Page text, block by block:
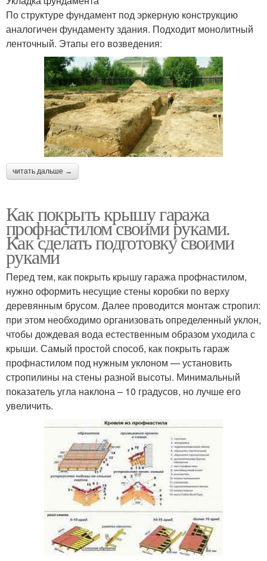
По структуре фундамент под эркерную конструкцию
аналогичен фундаменту здания. Подходит монолитный
ленточный. Этапы его возведения:
читать дальше →
Как покрыть крышу гаража
профнастилом своими руками.
Как сделать подготовку своими
руками
Перед тем, как покрыть крышу гаража профнастилом,
нужно оформить несущие стены коробки по верху
деревянным брусом. Далее проводится монтаж стропил:
при этом необходимо организовать определенный уклон,
чтобы дождевая вода естественным образом уходила с
крыши. Самый простой способ, как покрыть гараж
профнастилом под нужным уклоном — установить
стропилины на стены разной высоты. Минимальный
показатель угла наклона – 10 градусов, но лучше его
увеличить.